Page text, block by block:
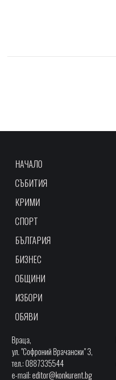
НАЧАЛО
СЪБИТИЯ
КРИМИ
СПОРТ
БЪЛГАРИЯ
БИЗНЕС
ОБЩИНИ
ИЗБОРИ
ОБЯВИ
Враца,
ул. "Софроний Врачански" 3,
тел.: 0887335544
e-mail:editor@konkurent.bg